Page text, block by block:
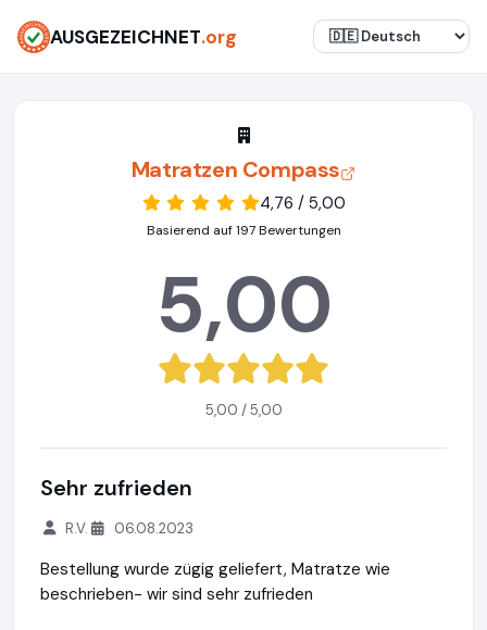
AUSGEZEICHNET.org
Matratzen Compass
4,76 / 5,00
Basierend auf 197 Bewertungen
5,00
5,00 / 5,00
Sehr zufrieden
R.V. 06.08.2023
Bestellung wurde zügig geliefert, Matratze wie
beschrieben- wir sind sehr zufrieden